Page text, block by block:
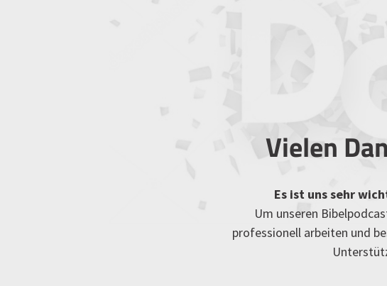
Vielen
Es ist uns sehr
Um unseren
professionell arbeiten und